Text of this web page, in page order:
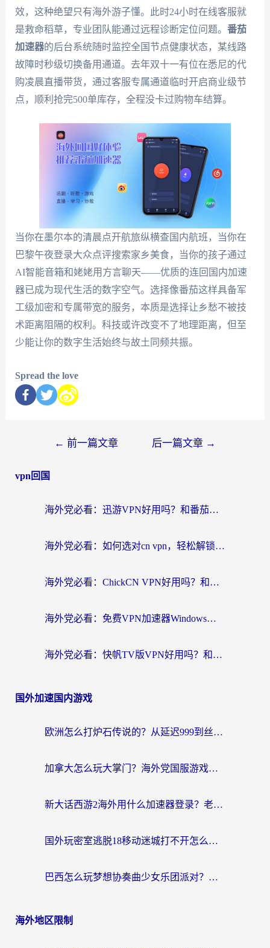
效，这种绝望只有海外游子懂。此时24小时在线客服就
是救命稻草，专业团队能通过远程诊断定位问题。 番茄
加速器的后台系统随时监控全国节点健康状态，某线路
故障时秒级切换备用通道。去年双十一有位在悉尼的代
购凌晨直播带货，通过客服专属通道临时开启商业级节
点，顺利抢完500单库存，全程没卡过购物车结算。
当你在墨尔本的清晨点开航旅纵横查国内航班，当你在
巴黎午夜登录大众点评搜索家乡美食，当你的孩子通过
AI智能音箱和姥姥用方言聊天——优质的连回国内加速
器已成为现代生活的数字空气。选择像番茄这样具备军
工级加密和专属带宽的服务，本质是选择让乡愁不被技
术距离阻隔的权利。科技或许改变不了地理距离，但至
少能让你的数字生活始终与故土同频共振。
Spread the love
← 前一篇文章 后一篇文章 →
vpn回国
海外党必看：迅游VPN好用吗？和番茄加速器VPN对比哪个回国效果更好？
海外党必看：如何选对cn vpn，轻松解锁国内影音游戏？
海外党必看：ChickCN VPN好用吗？和星河VPN对比哪个回国效果更好？附真实体验+避坑指南
海外党必看：免费VPN加速器Windows版怎么选？附真实测评与无缝访问国内资源指南
海外党必看：快帆TV版VPN好用吗？和hi龟龟VPN对比哪个回国效果更好？附免费加速器选择指南
国外加速国内游戏
欧洲怎么打炉石传说的？从延迟999到丝滑上分，我找到了靠谱加速器
加拿大怎么玩大掌门？海外党国服游戏加速避坑指南（附实用工具推荐）
新大话西游2海外用什么加速器登录？老玩家亲测有效的国服游戏加速指南
国外玩密室逃脱18移动迷城打不开怎么办？海外玩家亲测有效的解决指南
巴西怎么玩梦想协奏曲少女乐团派对？海外党必看的国服游戏加速全攻略（附波兰天涯明月刀实用技巧）
海外地区限制